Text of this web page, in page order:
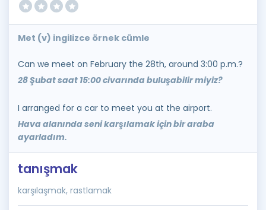
Met (v) ingilizce örnek cümle
Can we meet on February the 28th, around 3:00 p.m.?
28 Şubat saat 15:00 civarında buluşabilir miyiz?
I arranged for a car to meet you at the airport.
Hava alanında seni karşılamak için bir araba
ayarladım.
tanışmak
karşılaşmak, rastlamak